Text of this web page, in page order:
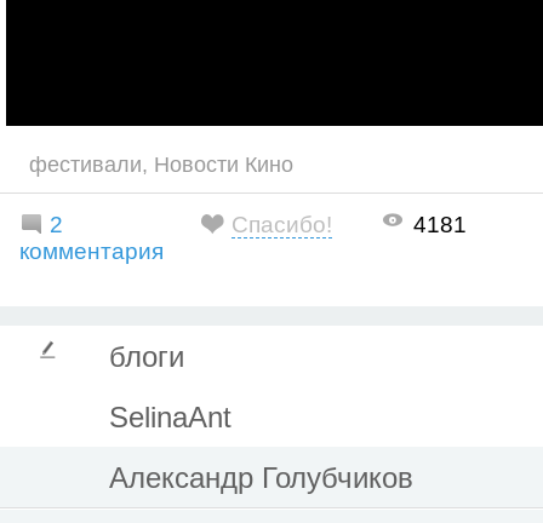
фестивали, Новости Кино
2
комментария
Спасибо! 4181
блоги
SelinaAnt
Александр Голубчиков